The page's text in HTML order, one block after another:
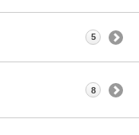
5
8